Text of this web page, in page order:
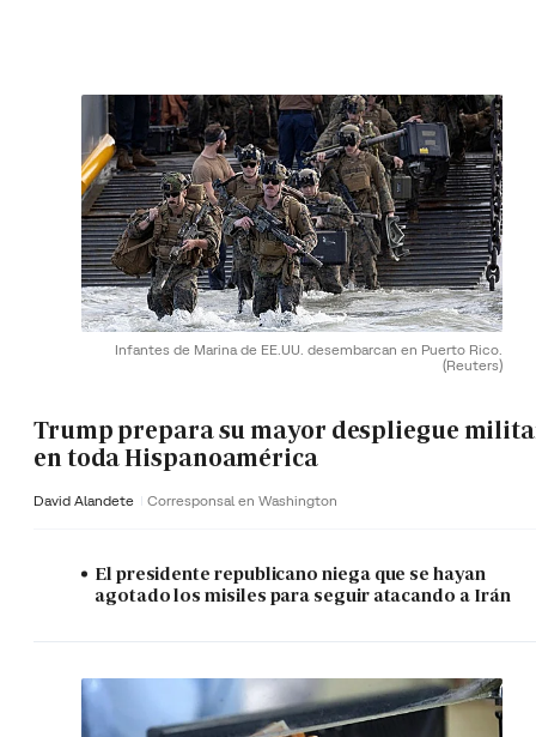
Infantes de Marina de EE.UU. desembarcan en Puerto Rico.
(Reuters)
Trump prepara su mayor despliegue
en toda Hispanoamérica
David Alandete Corresponsal en Washington
El presidente republicano niega que se hayan
agotado los misiles para seguir atacando a Irán